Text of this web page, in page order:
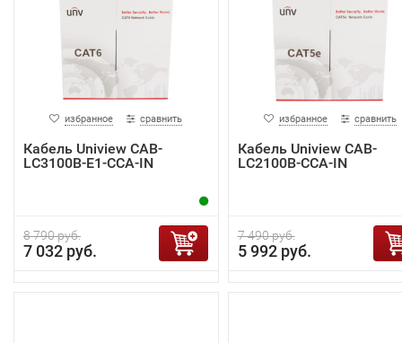
избранное сравнить
Кабель Uniview CAB-
LC3100B-E1-CCA-IN
8 790 руб.
7 032 руб.
избранное сравнить
Кабель Uniview CAB-
LC2100B-CCA-IN
7 490 руб.
5 992 руб.